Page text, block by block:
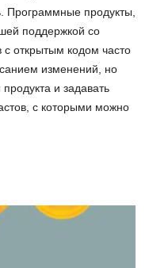
Программные продукты,
поддержкой со
с открытым кодом часто
изменений, но
и задавать
с которыми можно